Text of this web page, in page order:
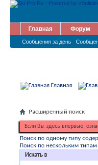
Главная Форум
Сообщения за день
Главная
Расширенный поиск
Если Вы здесь впервые,
Поиск по одному типу
Поиск по нескольким
Искать в